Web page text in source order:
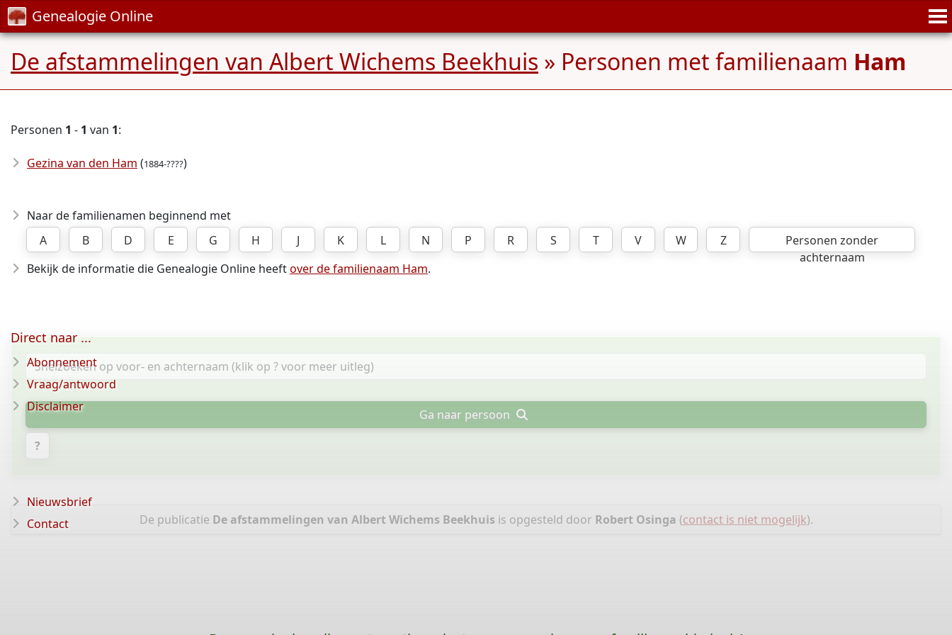
Genealogie Online
De afstammelingen van Albert Wichems Beekhuis » Personen met familienaam Ham
Personen 1 - 1 van 1:
Gezina van den Ham (1884-????)
Naar de familienamen beginnend met
A
B D E G H J K L N P R S T V W Z
Personen zonder
achternaam
Bekijk de informatie die Genealogie Online heeftover de familienaam Ham.
Ga naar persoon
?
De publicatie De afstammelingen van Albert Wichems Beekhuis is opgesteld door Robert Osinga (contact is niet mogelijk).
Direct naar ...
Abonnement
Vraag/antwoord
Disclaimer
Nieuwsbrief
Contact